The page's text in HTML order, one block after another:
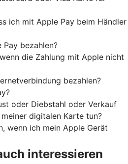
ich mit Apple Pay beim Händler
bezahlen?
die Zahlung mit Apple nicht
bezahlen?
oder Diebstahl oder Verkauf
digitalen Karte tun?
wenn ich mein Apple Gerät
interessieren